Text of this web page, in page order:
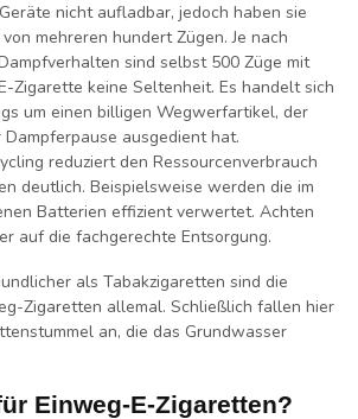
nicht aufladbar, jedoch haben sie
mehreren hundert Zügen. Je nach
sind selbst 500 Züge mit
Zigarette keine Seltenheit. Es handelt sich
um einen billigen Wegwerfartikel, der
ausgedient hat.
reduziert den Ressourcenverbrauch
deutlich. Beispielsweise werden die im
Batterien effizient verwertet. Achten
auf die fachgerechte Entsorgung.
als Tabakzigaretten sind die
Zigaretten allemal. Schließlich fallen hier
an, die das Grundwasser
Einweg-E-Zigaretten?